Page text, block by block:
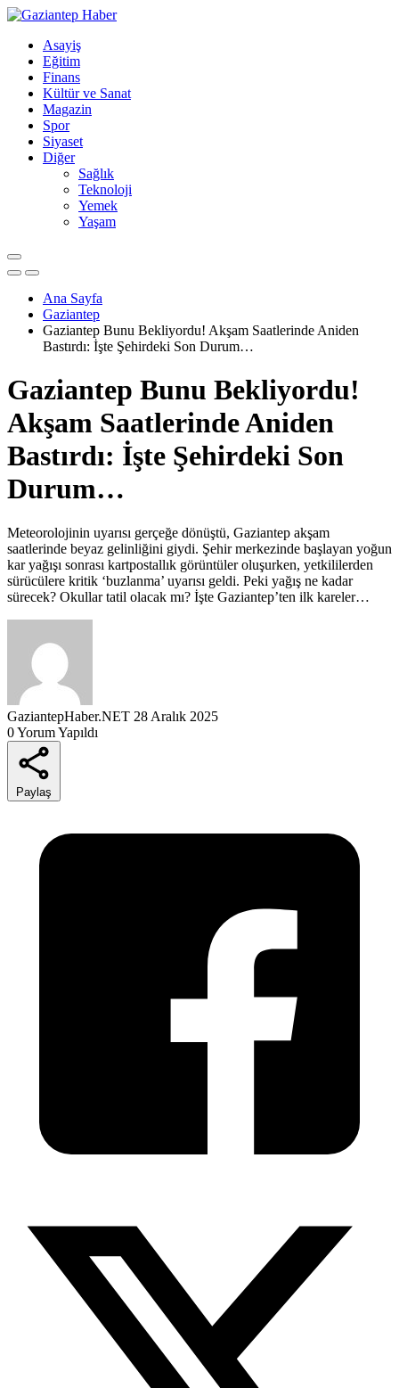
Asayiş
Eğitim
Finans
Kültür ve Sanat
Magazin
Spor
Siyaset
Diğer
Sağlık
Teknoloji
Yemek
Yaşam
Ana Sayfa
Gaziantep
Gaziantep Bunu Bekliyordu! Akşam Saatlerinde Aniden
Bastırdı: İşte Şehirdeki Son Durum…
Gaziantep Bunu Bekliyordu!
Akşam Saatlerinde Aniden
Bastırdı: İşte Şehirdeki Son
Durum…
Meteorolojinin uyarısı gerçeğe dönüştü, Gaziantep akşam
saatlerinde beyaz gelinliğini giydi. Şehir merkezinde başlayan yoğun
kar yağışı sonrası kartpostallık görüntüler oluşurken, yetkililerden
sürücülere kritik ‘buzlanma’ uyarısı geldi. Peki yağış ne kadar
sürecek? Okullar tatil olacak mı? İşte Gaziantep’ten ilk kareler…
GaziantepHaber.NET 28 Aralık 2025
0 Yorum Yapıldı
Paylaş